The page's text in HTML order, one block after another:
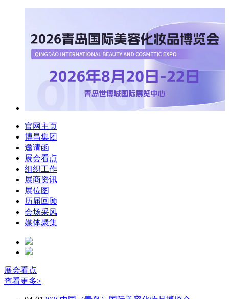
官网主页
博昌集团
邀请函
展会看点
组织工作
展商资讯
展位图
历届回顾
会场采风
媒体聚集
展会看点
查看更多>